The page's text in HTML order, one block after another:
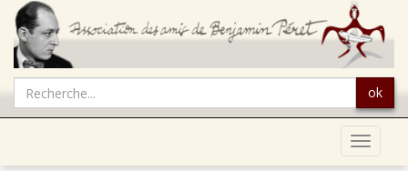
ok
Toggle